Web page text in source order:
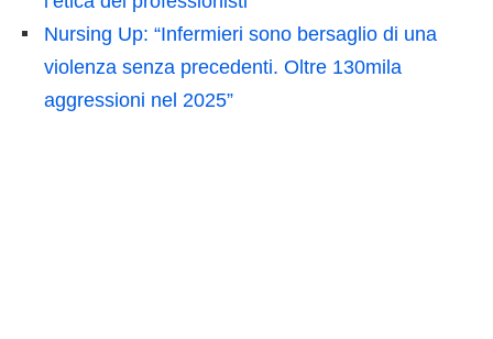
Nursing Up: “Infermieri sono bersaglio di una
violenza senza precedenti. Oltre 130mila
aggressioni nel 2025”